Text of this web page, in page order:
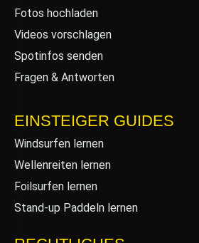
Fotos hochladen
Videos vorschlagen
Spotinfos senden
Fragen & Antworten
EINSTEIGER GUIDES
Windsurfen lernen
Wellenreiten lernen
Foilsurfen lernen
Stand-up Paddeln lernen